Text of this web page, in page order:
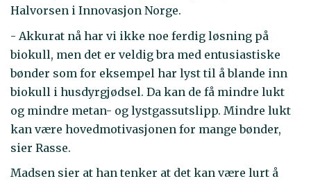
Halvorsen i Innovasjon Norge.
- Akkurat nå har vi ikke noe ferdig løsning på
biokull, men det er veldig bra med entusiastiske
bønder som for eksempel har lyst til å blande inn
biokull i husdyrgjødsel. Da kan de få mindre lukt
og mindre metan- og lystgassutslipp. Mindre lukt
kan være hovedmotivasjonen for mange bønder,
sier Rasse.
Madsen sier at han tenker at det kan være lurt å